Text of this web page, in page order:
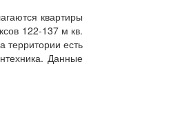
квартиры
122-137 м кв.
территории есть
Данные